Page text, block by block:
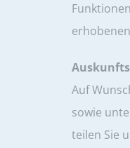
Auf
sowie
teilen Sie